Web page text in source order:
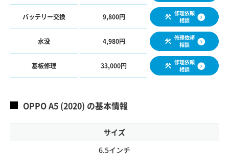
バッテリー交換 9,800円
修理依頼
相談
水没 4,980円
修理依頼
相談
基板修理 33,000円
修理依頼
相談
OPPO A5 (2020) の基本情報
サイズ
6.5インチ